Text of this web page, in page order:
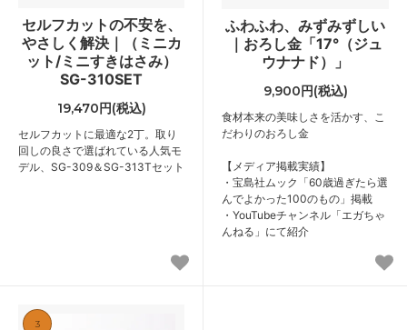
セルフカットの不安を、
やさしく解決｜（ミニカ
ット/ミニすきはさみ）
SG-310SET
19,470円(税込)
セルフカットに最適な2丁。取り
回しの良さで選ばれている人気モ
デル、SG-309＆SG-313Tセット
ふわふわ、みずみずしい
｜おろし金「17°（ジュ
ウナナド）」
9,900円(税込)
食材本来の美味しさを活かす、こ
だわりのおろし金
【メディア掲載実績】
・宝島社ムック「60歳過ぎたら選
んでよかった100のもの」掲載
・YouTubeチャンネル「エガちゃ
んねる」にて紹介
3